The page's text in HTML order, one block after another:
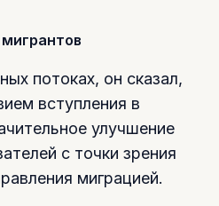
потоках, он сказал,
вступления в
улучшение
с точки зрения
миграцией.